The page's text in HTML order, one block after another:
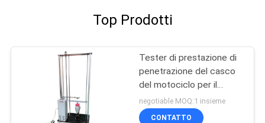
Top Prodotti
Tester di prestazione di
penetrazione del casco
del motociclo per il
casco pieno o mezzo
negotiable MOQ:1 insieme
CONTATTO